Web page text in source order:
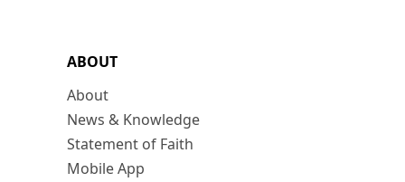
ABOUT
About
News & Knowledge
Statement of Faith
Mobile App